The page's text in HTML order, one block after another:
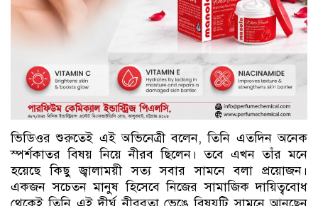
ভিডিওর শুরুতেই এই অভিনেত্রী বলেন, তিনি এতদিন অনেক
স্পর্শকাতর বিষয় নিয়ে নীরব ছিলেন। তবে এখন তাঁর মনে
হয়েছে কিছু জ্বালাময়ী সত্য সবার সামনে বলা প্রয়োজন।
একজন সচেতন মানুষ হিসেবে নিজের সামাজিক দায়িত্ববোধ